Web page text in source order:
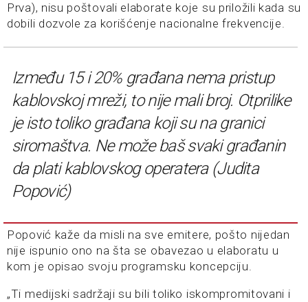
Prva), nisu poštovali elaborate koje su priložili kada su
dobili dozvole za korišćenje nacionalne frekvencije.
Između 15 i 20% građana nema pristup
kablovskoj mreži, to nije mali broj. Otprilike
je isto toliko građana koji su na granici
siromaštva. Ne može baš svaki građanin
da plati kablovskog operatera (Judita
Popović)
Popović kaže da misli na sve emitere, pošto nijedan
nije ispunio ono na šta se obavezao u elaboratu u
kom je opisao svoju programsku koncepciju.
„Ti medijski sadržaji su bili toliko iskompromitovani i